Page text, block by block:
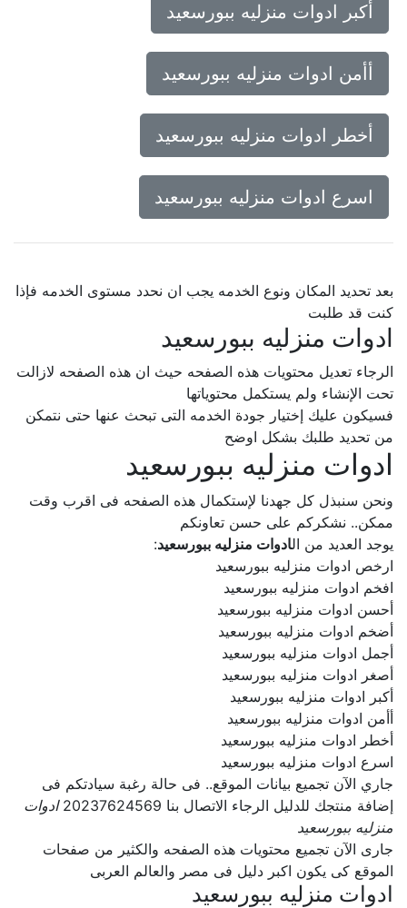
أكبر ادوات منزليه ببورسعيد
أأمن ادوات منزليه ببورسعيد
أخطر ادوات منزليه ببورسعيد
اسرع ادوات منزليه ببورسعيد
بعد تحديد المكان ونوع الخدمه يجب ان نحدد مستوى الخدمه فإذا
كنت قد طلبت
ادوات منزليه ببورسعيد
الرجاء تعديل محتويات هذه الصفحه حيث ان هذه الصفحه لازالت
تحت الإنشاء ولم يستكمل محتوياتها
فسيكون عليك إختيار جودة الخدمه التى تبحث عنها حتى نتمكن
من تحديد طلبك بشكل اوضح
ادوات منزليه ببورسعيد
ونحن سنبذل كل جهدنا لإستكمال هذه الصفحه فى اقرب وقت
ممكن.. نشكركم على حسن تعاونكم
يوجد العديد من ال ادوات منزليه ببورسعيد:
ارخص ادوات منزليه ببورسعيد
افخم ادوات منزليه ببورسعيد
أحسن ادوات منزليه ببورسعيد
أضخم ادوات منزليه ببورسعيد
أجمل ادوات منزليه ببورسعيد
أصغر ادوات منزليه ببورسعيد
أكبر ادوات منزليه ببورسعيد
أأمن ادوات منزليه ببورسعيد
أخطر ادوات منزليه ببورسعيد
اسرع ادوات منزليه ببورسعيد
جاري الآن تجميع بيانات الموقع.. فى حالة رغبة سيادتكم فى
إضافة منتجك للدليل الرجاء الاتصال بنا 20237624569
ادوات
منزليه ببورسعيد
جارى الآن تجميع محتويات هذه الصفحه والكثير من صفحات
الموقع كى يكون اكبر دليل فى مصر والعالم العربى
ادوات منزليه ببورسعيد